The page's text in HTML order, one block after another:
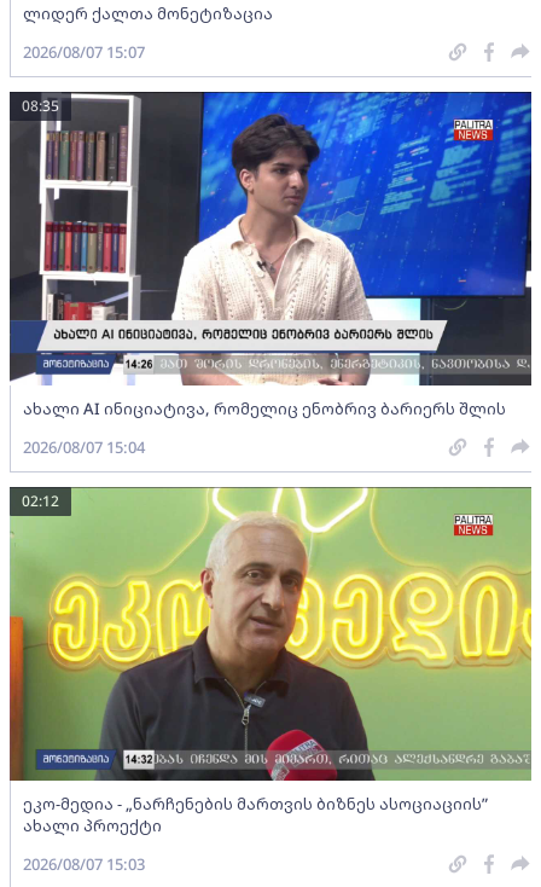
ლიდერ ქალთა მონეტიზაცია
2026/08/07 15:07
ახალი AI ინიციატივა, რომელიც ენობრივ ბარიერს შლის
08:35
2026/08/07 15:04
ეკო-მედია - „ნარჩენების მართვის ბიზნეს ასოციაციის”
ახალი პროექტი
02:12
2026/08/07 15:03